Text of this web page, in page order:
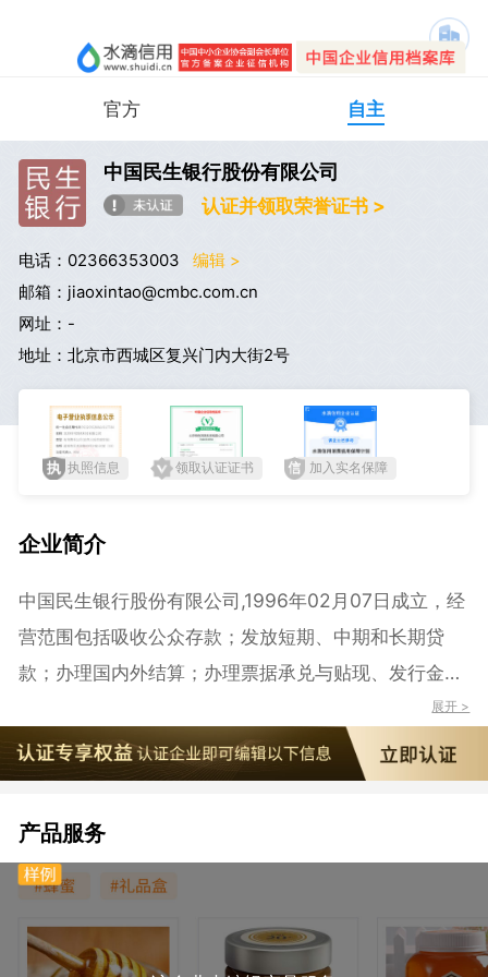
官方 自主
中国民生银行股份有限公司
认证并领取荣誉证书 >
电话：02366353003
编辑 >
邮箱：jiaoxintao@cmbc.com.cn
网址：-
地址：北京市西城区复兴门内大街2号
执照信息 领取认证证书 加入实名保障
企业简介
中国民生银行股份有限公司,1996年02月07日成立，经
营范围包括吸收公众存款；发放短期、中期和长期贷
款；办理国内外结算；办理票据承兑与贴现、发行金融
债券；代理发行、代理兑付、承销政府债券；买卖政府
债券、金融债券；从事同业拆借；买卖、代理买卖外
汇；从事结汇、售汇业务；从事银行卡业务；提供信用
证服务及担保；代理收付款项；提供保管箱服务；经国
务院银行业监督管理机构批准的其它业务；保险兼业代
理业务；证券投资基金销售、证券投资基金托管。（市
场主体依法自主选择经营项目，开展经营活动；保险兼
业代理业务、证券投资基金销售、证券投资基金托管以
展开 >
产品服务